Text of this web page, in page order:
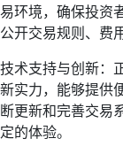
易环境，确保投资
公开交易规则、费
技术支持与创新：
新实力，能够提供
断更新和完善交易
定的体验。